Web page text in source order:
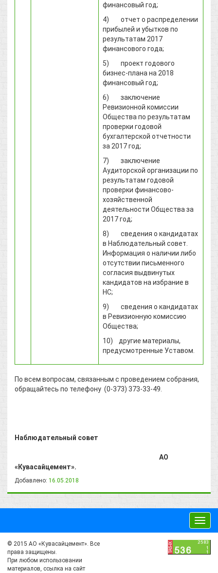
финансовый год;
4) отчет о распределении
прибылей и убытков по
результатам 2017
финансового года;
5) проект годового
бизнес-плана на 2018
финансовый год;
6) заключение
Ревизионной комиссии
Общества по результатам
проверки годовой
бухгалтерской отчетности
за 2017 год;
7) заключение
Аудиторской организации по
результатам годовой
проверки финансово-
хозяйственной
деятельности Общества за
2017 год;
8) сведения о кандидатах
в Наблюдательный совет.
Информация о наличии либо
отсутствии письменного
согласия выдвинутых
кандидатов на избрание в
НС;
9) сведения о кандидатах
в Ревизионную комиссию
Общества;
10) другие материалы,
предусмотренные Уставом.
По всем вопросам, связанным с проведением собрания,
обращайтесь по телефону (0-373) 373-33-49.
Наблюдательный совет
АО
«Кувасайцемент».
Добавлено: 16.05.2018
© 2015 АО «Кувасайцемент». Все
права защищены.
При любом использовании
материалов, ссылка на сайт